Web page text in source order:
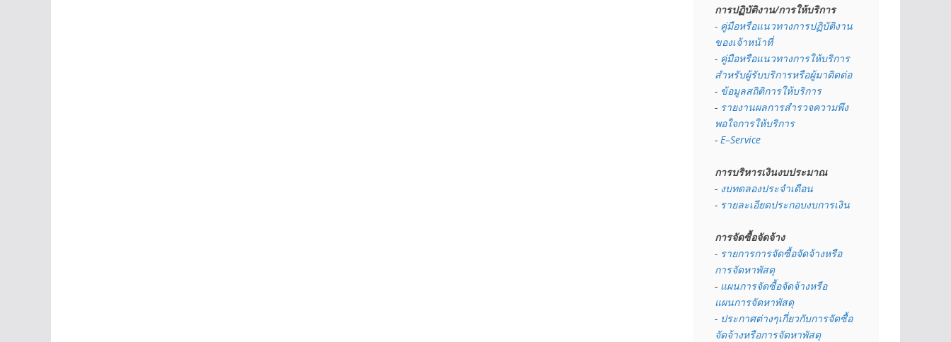
การปฏิบัติงาน/การให้บริการ
- คู่มือหรือแนวทางการปฏิบัติงาน
ของเจ้าหน้าที่
- คู่มือหรือแนวทางการให้บริการ
สำหรับผู้รับบริการหรือผู้มาติดต่อ
- ข้อมูลสถิติการให้บริการ
- รายงานผลการสำรวจความพึง
พอใจการให้บริการ
- E–Service
การบริหารเงินงบประมาณ
- งบทดลองประจำเดือน
- รายละเอียดประกอบงบการเงิน
การจัดซื้อจัดจ้าง
- รายการการจัดซื้อจัดจ้างหรือ
การจัดหาพัสดุ
- แผนการจัดซื้อจัดจ้างหรือ
แผนการจัดหาพัสดุ
- ประกาศต่างๆเกี่ยวกับการจัดซื้อ
จัดจ้างหรือการจัดหาพัสดุ